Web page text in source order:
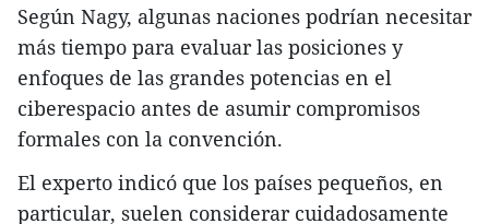
Según Nagy, algunas naciones podrían necesitar
más tiempo para evaluar las posiciones y
enfoques de las grandes potencias en el
ciberespacio antes de asumir compromisos
formales con la convención.
El experto indicó que los países pequeños, en
particular, suelen considerar cuidadosamente